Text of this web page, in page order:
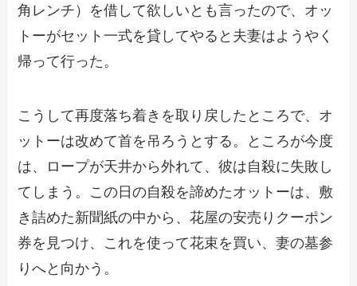
角レンチ）を借して欲しいとも言ったので、オッ
トーがセット一式を貸してやると夫妻はようやく
帰って行った。
こうして再度落ち着きを取り戻したところで、オ
ットーは改めて首を吊ろうとする。ところが今度
は、ロープが天井から外れて、彼は自殺に失敗し
てしまう。この日の自殺を諦めたオットーは、敷
き詰めた新聞紙の中から、花屋の安売りクーポン
券を見つけ、これを使って花束を買い、妻の墓参
りへと向かう。